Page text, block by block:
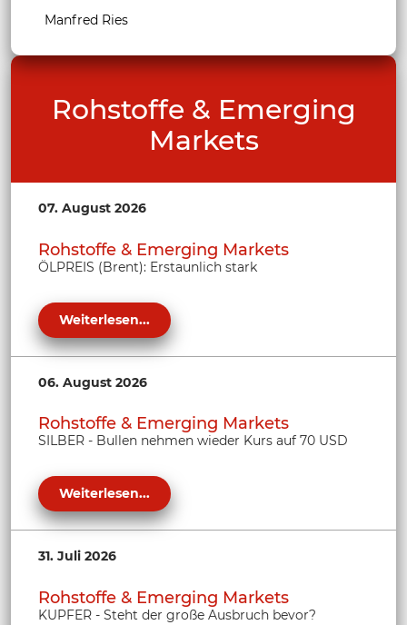
Manfred Ries
Rohstoffe & Emerging
Markets
07. August 2026
Rohstoffe & Emerging Markets
ÖLPREIS (Brent): Erstaunlich stark
Weiterlesen...
06. August 2026
Rohstoffe & Emerging Markets
SILBER - Bullen nehmen wieder Kurs auf 70 USD
Weiterlesen...
31. Juli 2026
Rohstoffe & Emerging Markets
KUPFER - Steht der große Ausbruch bevor?